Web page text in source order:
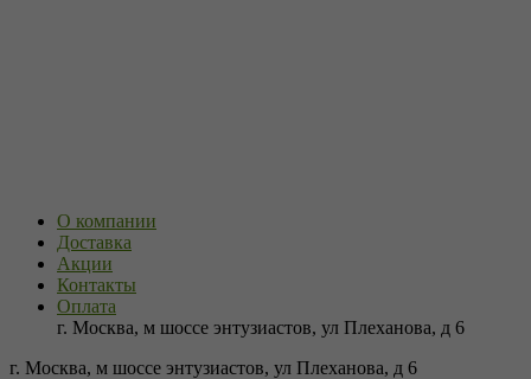
О компании
Доставка
Акции
Контакты
Оплата
г. Москва, м шоссе энтузиастов, ул Плеханова, д 6
г. Москва, м шоссе энтузиастов, ул Плеханова, д 6